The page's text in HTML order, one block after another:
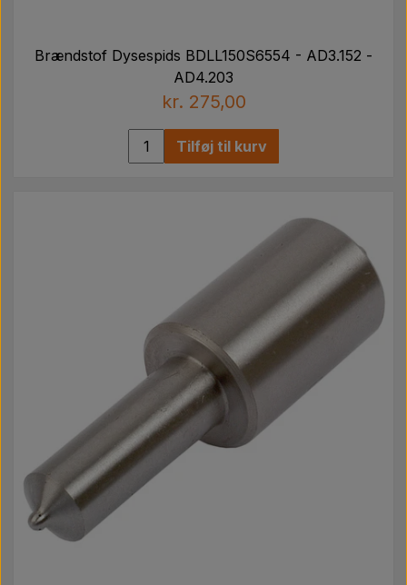
Brændstof Dysespids BDLL150S6554 - AD3.152 -
AD4.203
kr. 275,00
Tilføj til kurv